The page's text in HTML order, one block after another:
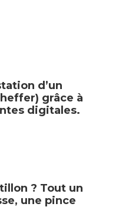
d’un
grâce à
digitales.
? Tout un
une pince